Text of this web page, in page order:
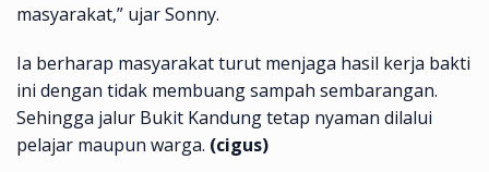
masyarakat,” ujar Sonny.
Ia berharap masyarakat turut menjaga hasil kerja bakti
ini dengan tidak membuang sampah sembarangan.
Sehingga jalur Bukit Kandung tetap nyaman dilalui
pelajar maupun warga. (cigus)